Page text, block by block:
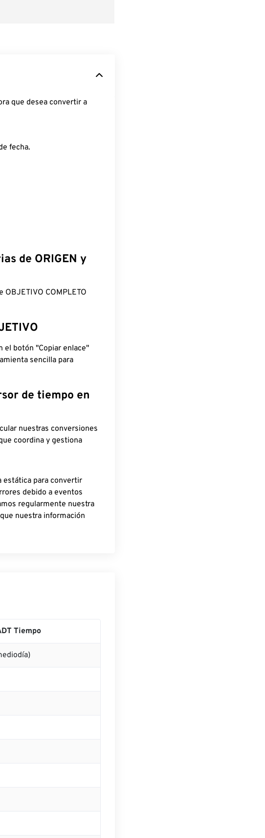
que desea convertir a
fecha.
de ORIGEN y
OBJETIVO COMPLETO
el botón "Copiar enlace"
sencilla para
de tiempo en
nuestras conversiones
coordina y gestiona
estática para convertir
debido a eventos
regularmente nuestra
nuestra información
Tiempo